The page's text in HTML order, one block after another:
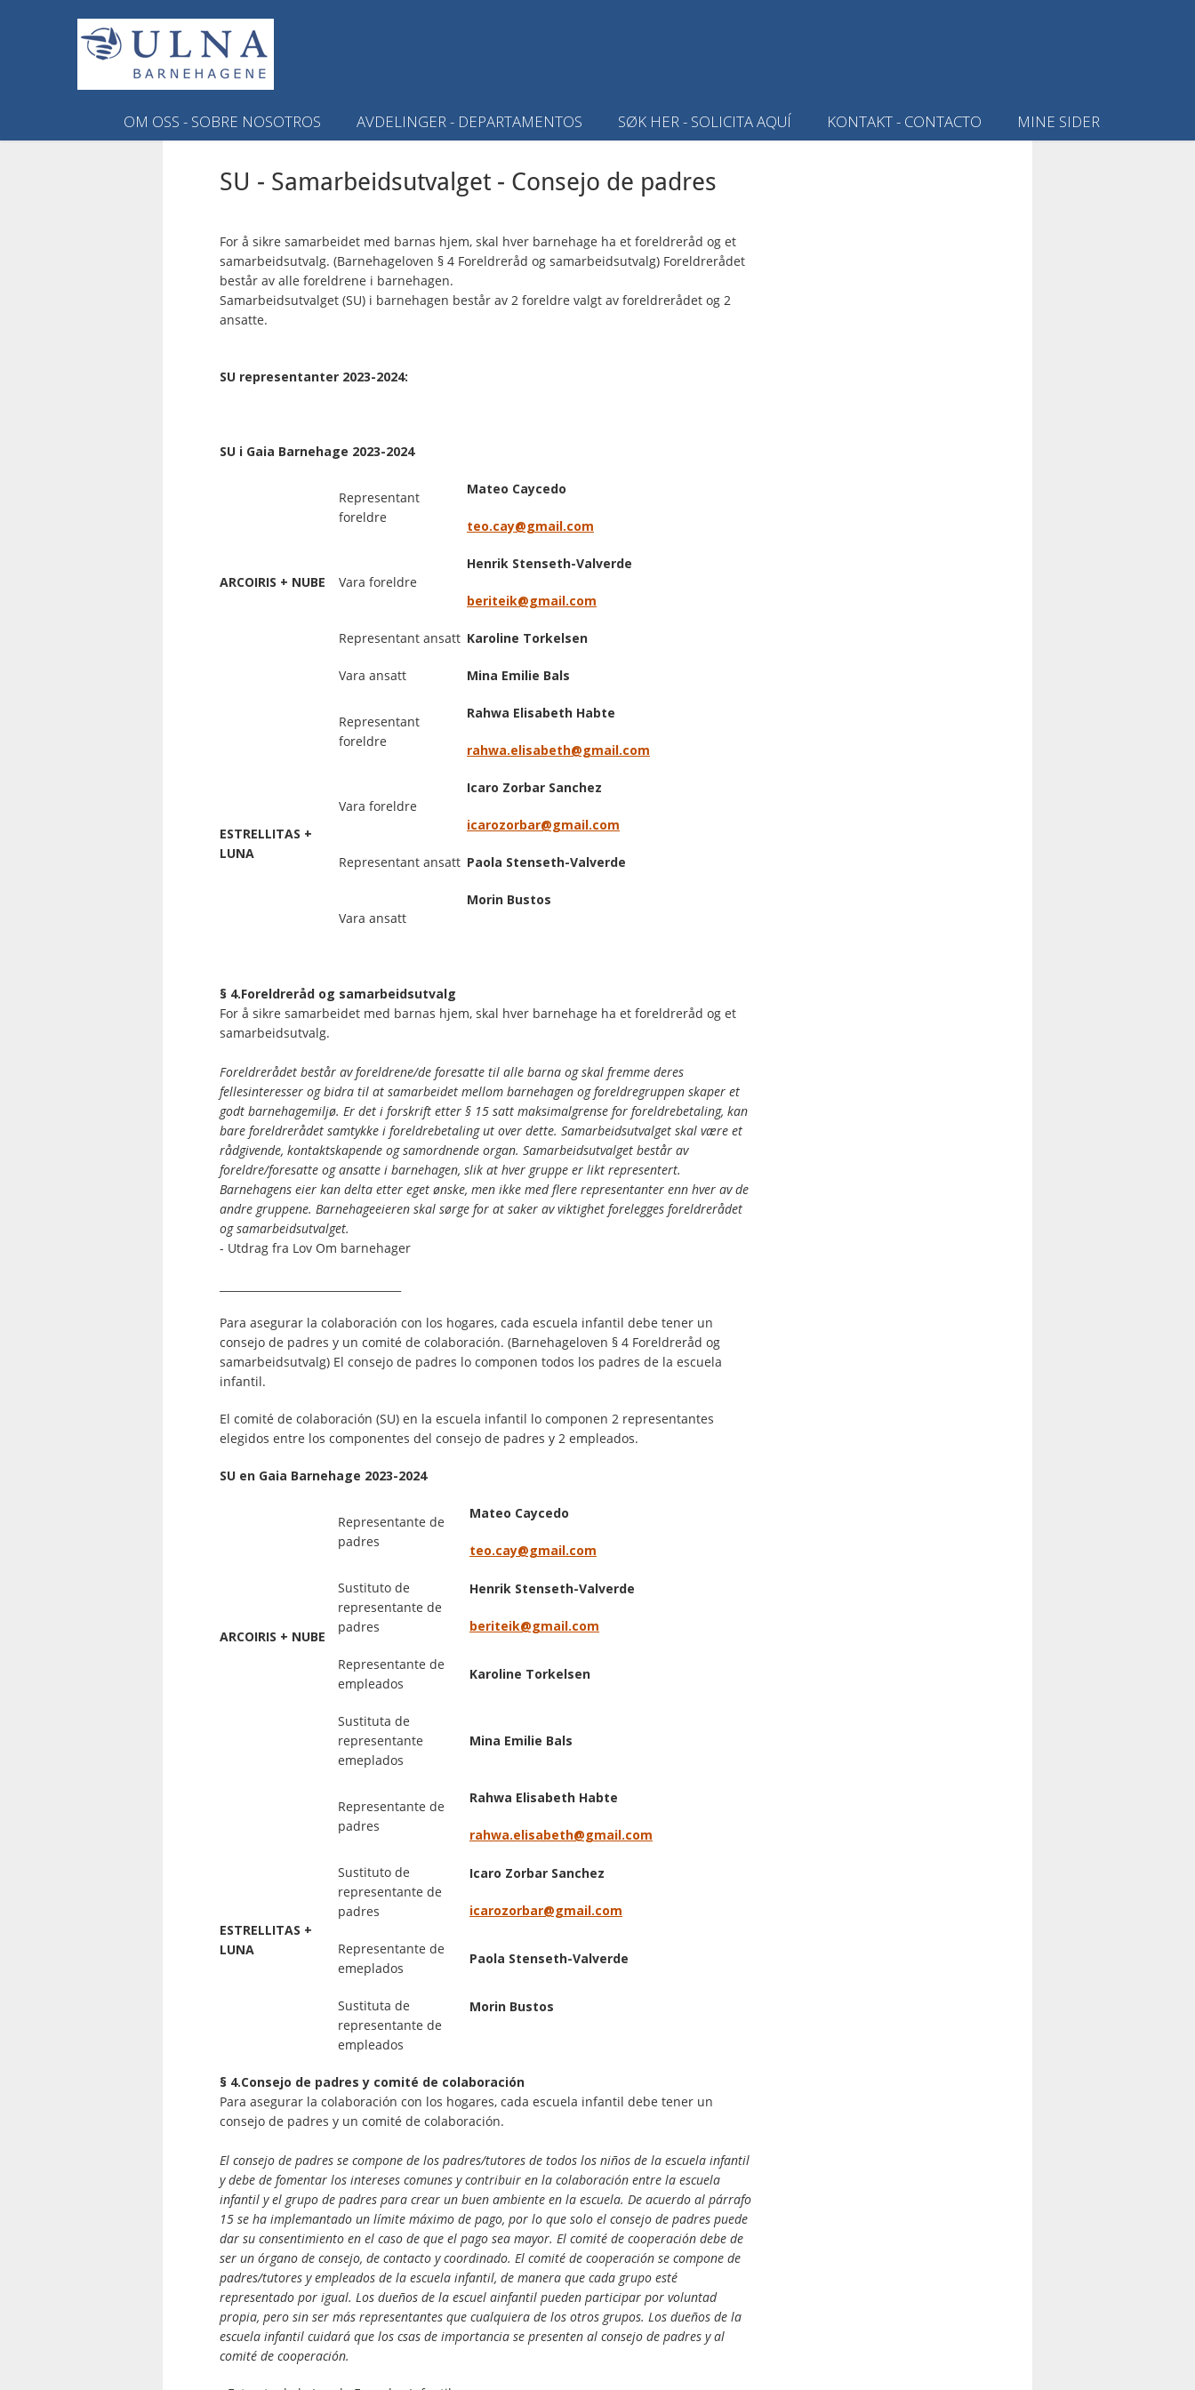
OM OSS - SOBRE NOSOTROS AVDELINGER - DEPARTAMENTOS SØK HER - SOLICITA AQUÍ KONTAKT - CONTACTO MINE SIDER
SU - Samarbeidsutvalget - Consejo de padres
For å sikre samarbeidet med barnas hjem, skal hver barnehage ha et foreldreråd og et
samarbeidsutvalg. (Barnehageloven § 4 Foreldreråd og samarbeidsutvalg) Foreldrerådet
består av alle foreldrene i barnehagen.
Samarbeidsutvalget (SU) i barnehagen består av 2 foreldre valgt av foreldrerådet og 2
ansatte.
SU representanter 2023-2024:
SU i Gaia Barnehage 2023-2024
ARCOIRIS + NUBE
Representant
foreldre
Mateo Caycedo
teo.cay@gmail.com
Vara foreldre
Henrik Stenseth-Valverde
beriteik@gmail.com
Representant ansatt Karoline Torkelsen
Vara ansatt Mina Emilie Bals
ESTRELLITAS +
LUNA
Representant
foreldre
Rahwa Elisabeth Habte
rahwa.elisabeth@gmail.com
Vara foreldre
Icaro Zorbar Sanchez
icarozorbar@gmail.com
Representant ansatt Paola Stenseth-Valverde
Vara ansatt
Morin Bustos
§ 4.Foreldreråd og samarbeidsutvalg
For å sikre samarbeidet med barnas hjem, skal hver barnehage ha et foreldreråd og et
samarbeidsutvalg.
Foreldrerådet består av foreldrene/de foresatte til alle barna og skal fremme deres
fellesinteresser og bidra til at samarbeidet mellom barnehagen og foreldregruppen skaper et
godt barnehagemiljø. Er det i forskrift etter § 15 satt maksimalgrense for foreldrebetaling, kan
bare foreldrerådet samtykke i foreldrebetaling ut over dette. Samarbeidsutvalget skal være et
rådgivende, kontaktskapende og samordnende organ. Samarbeidsutvalget består av
foreldre/foresatte og ansatte i barnehagen, slik at hver gruppe er likt representert.
Barnehagens eier kan delta etter eget ønske, men ikke med flere representanter enn hver av de
andre gruppene. Barnehageeieren skal sørge for at saker av viktighet forelegges foreldrerådet
og samarbeidsutvalget.
- Utdrag fra Lov Om barnehager
Para asegurar la colaboración con los hogares, cada escuela infantil debe tener un
consejo de padres y un comité de colaboración. (Barnehageloven § 4 Foreldreråd og
samarbeidsutvalg) El consejo de padres lo componen todos los padres de la escuela
infantil.
El comité de colaboración (SU) en la escuela infantil lo componen 2 representantes
elegidos entre los componentes del consejo de padres y 2 empleados.
SU en Gaia Barnehage 2023-2024
ARCOIRIS + NUBE
Representante de
padres
Mateo Caycedo
teo.cay@gmail.com
Sustituto de
representante de
padres
Henrik Stenseth-Valverde
beriteik@gmail.com
Representante de
empleados
Karoline Torkelsen
Sustituta de
representante
emeplados
Mina Emilie Bals
ESTRELLITAS +
LUNA
Representante de
padres
Rahwa Elisabeth Habte
rahwa.elisabeth@gmail.com
Sustituto de
representante de
padres
Icaro Zorbar Sanchez
icarozorbar@gmail.com
Representante de
emeplados
Paola Stenseth-Valverde
Sustituta de
representante de
empleados
Morin Bustos
§ 4.Consejo de padres y comité de colaboración
Para asegurar la colaboración con los hogares, cada escuela infantil debe tener un
consejo de padres y un comité de colaboración.
El consejo de padres se compone de los padres/tutores de todos los niños de la escuela infantil
y debe de fomentar los intereses comunes y contribuir en la colaboración entre la escuela
infantil y el grupo de padres para crear un buen ambiente en la escuela. De acuerdo al párrafo
15 se ha implemantado un límite máximo de pago, por lo que solo el consejo de padres puede
dar su consentimiento en el caso de que el pago sea mayor. El comité de cooperación debe de
ser un órgano de consejo, de contacto y coordinado. El comité de cooperación se compone de
padres/tutores y empleados de la escuela infantil, de manera que cada grupo esté
representado por igual. Los dueños de la escuel ainfantil pueden participar por voluntad
propia, pero sin ser más representantes que cualquiera de los otros grupos. Los dueños de la
escuela infantil cuidará que los csas de importancia se presenten al consejo de padres y al
comité de cooperación.